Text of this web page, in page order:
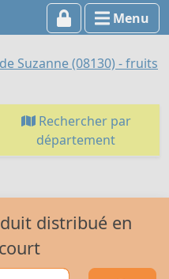
Menu
Suzanne (08130) - fruits
Rechercher par
département
distribué en